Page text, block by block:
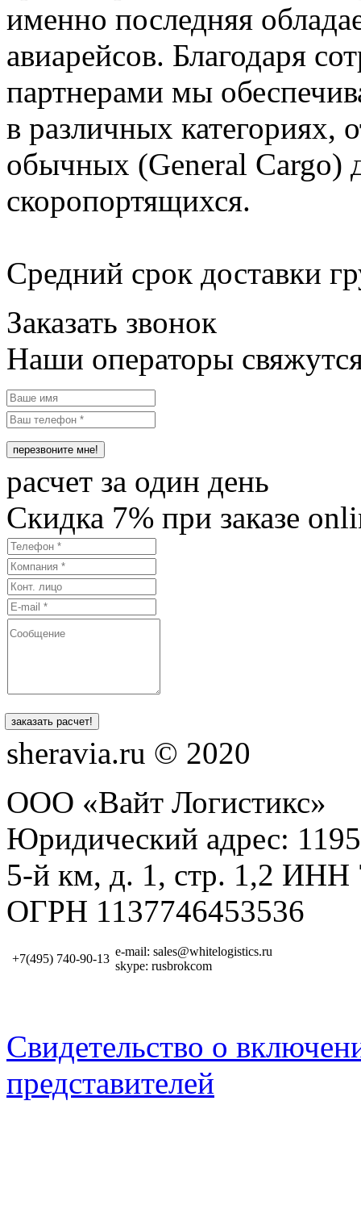
именно последняя
авиарейсов. Благодаря
партнерами мы
в различных категориях,
обычных (General Cargo)
скоропортящихся.
Средний срок доставки
Заказать звонок
Наши операторы
расчет за один день
Cкидка 7% при заказе
sheravia.ru © 2020
ООО «Вайт Логистикс»
Юридический адрес:
5-й км, д. 1, стр. 1,2
ОГРН 1137746453536
+7(495) 740-90-13
e-mail: sales@whitelogistics.ru
skype: rusbrokcom
Свидетельство о
представителей